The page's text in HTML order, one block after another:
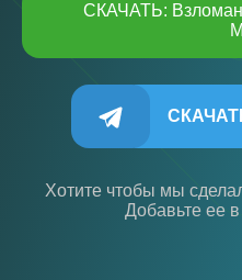
СКАЧАТЬ:
Хотите чтобы мы
Добавьте ее